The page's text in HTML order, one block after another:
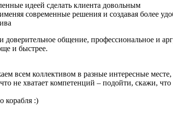
идеей сделать клиента довольным
современные решения и создавая более
общение, профессиональное и
и быстрее.
всем коллективом в разные интересные
не хватает компетенций – подойти, скажи,
корабля :)